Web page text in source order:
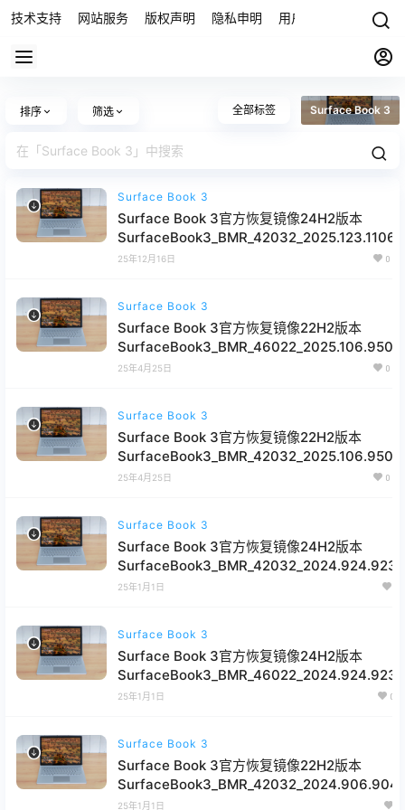
技术支持 网站服务 版权声明 隐私申明 用户协议 联系我们
排序 筛选 全部标签 Surface Book 3
Surface Book 3
Surface Book 3官方恢复镜像24H2版本
网盘下载
25年12月16日 0
Surface Book 3
Surface Book 3官方恢复镜像22H2版本
网盘下载
25年4月25日 0
Surface Book 3
Surface Book 3官方恢复镜像22H2版本
网盘下载
25年4月25日 0
Surface Book 3
Surface Book 3官方恢复镜像24H2版本
网盘下载
25年1月1日
Surface Book 3
Surface Book 3官方恢复镜像24H2版本
网盘下载
25年1月1日 0
Surface Book 3
Surface Book 3官方恢复镜像22H2版本
网盘下载
25年1月1日